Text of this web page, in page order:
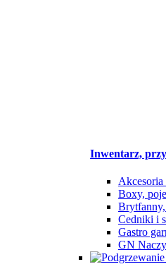
Inwentarz,
Akcesoria
Boxy,
Cedniki i
Gastro
GN